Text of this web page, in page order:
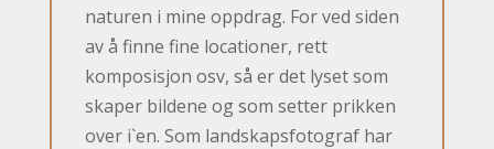
naturen i mine oppdrag. For ved siden
av å finne fine locationer, rett
komposisjon osv, så er det lyset som
skaper bildene og som setter prikken
over i`en. Som landskapsfotograf har